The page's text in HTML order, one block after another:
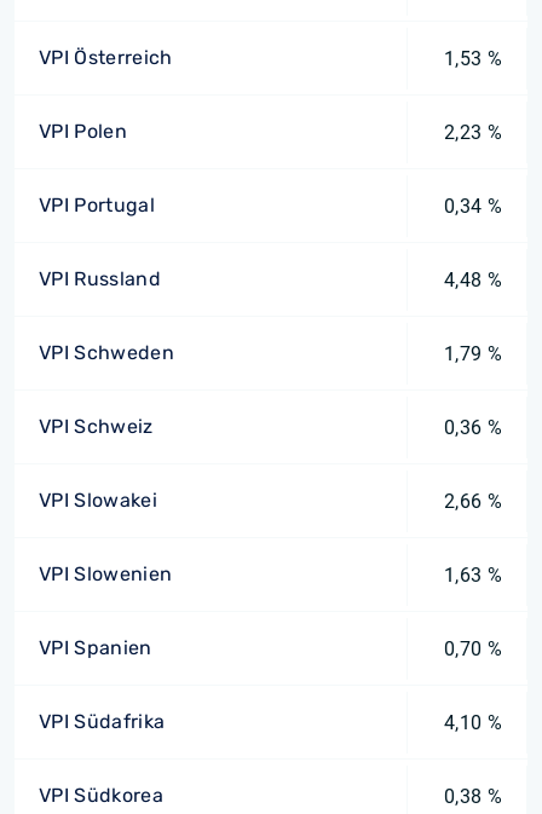
VPI Österreich 1,53 %
VPI Polen 2,23 %
VPI Portugal 0,34 %
VPI Russland 4,48 %
VPI Schweden 1,79 %
VPI Schweiz 0,36 %
VPI Slowakei 2,66 %
VPI Slowenien 1,63 %
VPI Spanien 0,70 %
VPI Südafrika 4,10 %
VPI Südkorea 0,38 %